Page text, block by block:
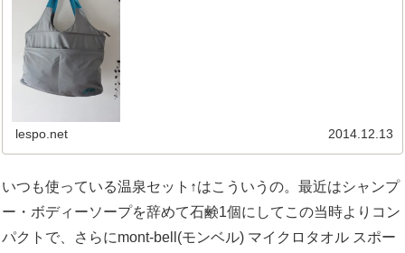
lespo.net 2014.12.13
いつも使っている温泉セット↑はこういうの。最近はシャンプ
ー・ボディーソープを辞めて石鹸1個にしてこの当時よりコン
パクトで、さらにmont-bell(モンベル) マイクロタオル スポー